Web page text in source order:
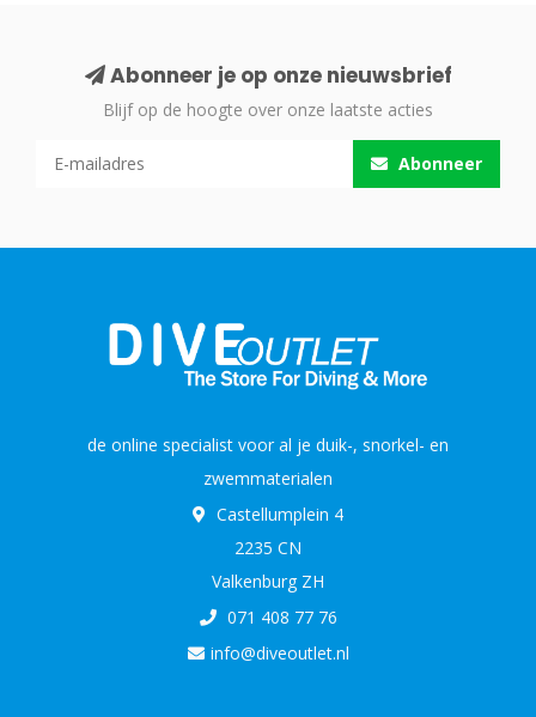
Abonneer je op onze nieuwsbrief
Blijf op de hoogte over onze laatste acties
Abonneer
de online specialist voor al je duik-, snorkel- en
zwemmaterialen
Castellumplein 4
2235 CN
Valkenburg ZH
071 408 77 76
info@diveoutlet.nl